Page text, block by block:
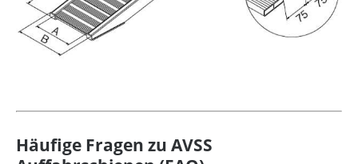
Häufige Fragen zu AVSS